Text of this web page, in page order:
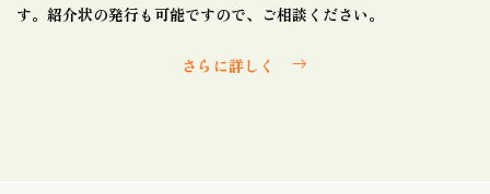
す。紹介状の発行も可能ですので、ご相談ください。
さらに詳しく